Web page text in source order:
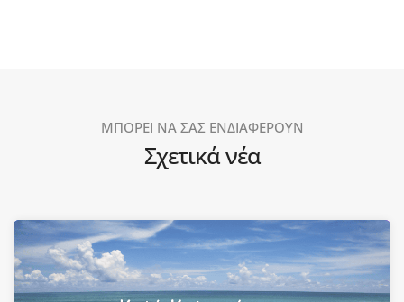
ΜΠΟΡΕΙ ΝΑ ΣΑΣ ΕΝΔΙΑΦΕΡΟΥΝ
Σχετικά νέα